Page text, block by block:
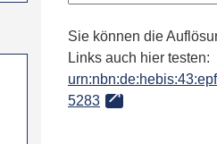
Sie können die
Links auch hier testen:
5283